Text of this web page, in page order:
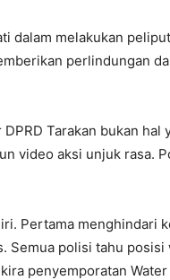
dalam melakukan
perlindungan
Tarakan bukan hal
video aksi unjuk rasa.
Pertama menghindari
Semua polisi tahu
penyemporatan